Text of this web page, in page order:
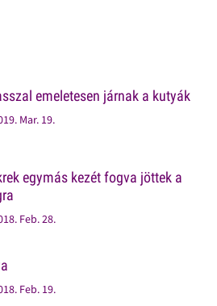
emeletesen járnak a kutyák
Mar. 19.
egymás kezét fogva jöttek a
Feb. 28.
Feb. 19.